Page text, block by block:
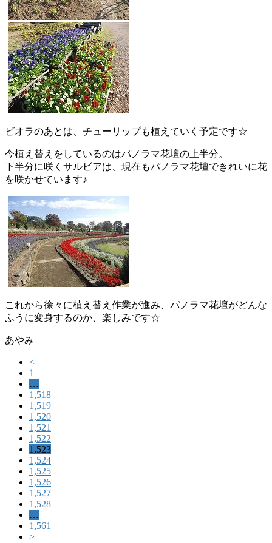
ビオラのあとは、チューリップも植えていく予定です☆
今植え替えをしているのはパノラマ花壇の上半分。
下半分に咲くサルビアは、現在もパノラマ花壇できれいに花
を咲かせています♪
これから徐々に植え替え作業が進み、パノラマ花壇がどんな
ふうに変身するのか、楽しみです☆
あやみ
<
1
…
1,518
1,519
1,520
1,521
1,522
1,523
1,524
1,525
1,526
1,527
1,528
…
1,561
>